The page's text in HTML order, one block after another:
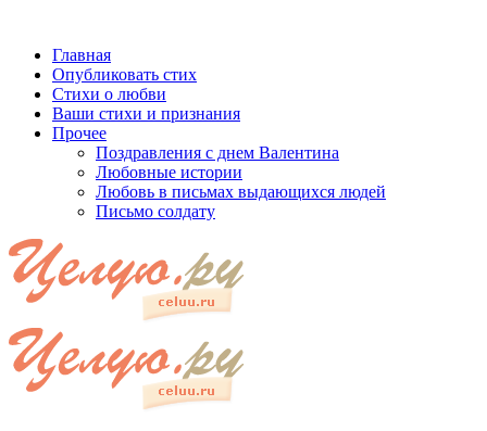
Главная
Опубликовать стих
Стихи о любви
Ваши стихи и признания
Прочее
Поздравления с днем Валентина
Любовные истории
Любовь в письмах выдающихся людей
Письмо солдату